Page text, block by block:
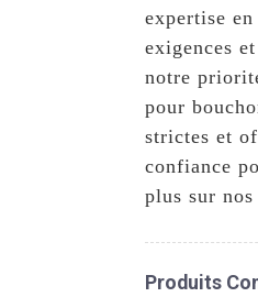
expertise
exigences
notre
pour
strictes et
confiance
plus sur
Produits